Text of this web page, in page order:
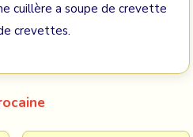
cuillère a soupe de crevette
crevettes.